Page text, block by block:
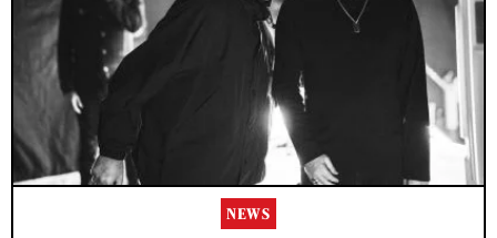
NEWS